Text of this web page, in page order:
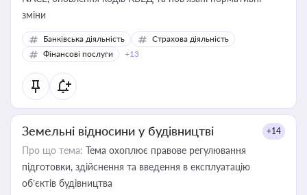
зміни
Банківська діяльність
Страхова діяльність
Фінансові послуги
+13
Земельні відносини у будівництві +14
Про що тема: Тема охоплює правове регулювання
підготовки, здійснення та введення в експлуатацію
об’єктів будівництва